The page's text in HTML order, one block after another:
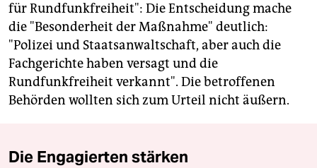
für Rundfunkfreiheit": Die Entscheidung mache
die "Besonderheit der Maßnahme" deutlich:
"Polizei und Staatsanwaltschaft, aber auch die
Fachgerichte haben versagt und die
Rundfunkfreiheit verkannt". Die betroffenen
Behörden wollten sich zum Urteil nicht äußern.
Die Engagierten stärken